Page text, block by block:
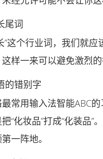
尾词
个行业词，我们就应该
样一来可以避免激烈
的错别字
用输入法智能ABC的习
“化妆品”打成“化装品
一阵地。